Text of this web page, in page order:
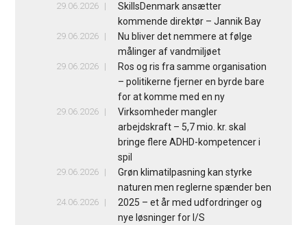
29.06.2026
SkillsDenmark ansætter
kommende direktør – Jannik Bay
29.06.2026
Nu bliver det nemmere at følge
målinger af vandmiljøet
29.06.2026
Ros og ris fra samme organisation
– politikerne fjerner en byrde bare
for at komme med en ny
29.06.2026
Virksomheder mangler
arbejdskraft – 5,7 mio. kr. skal
bringe flere ADHD-kompetencer i
spil
29.06.2026
Grøn klimatilpasning kan styrke
naturen men reglerne spænder ben
24.06.2026
2025 – et år med udfordringer og
nye løsninger for I/S